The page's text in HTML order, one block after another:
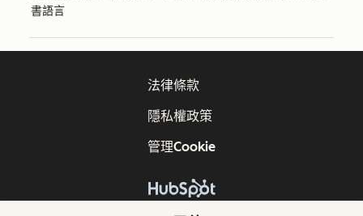
書語言
法律條款
隱私權政策
管理Cookie